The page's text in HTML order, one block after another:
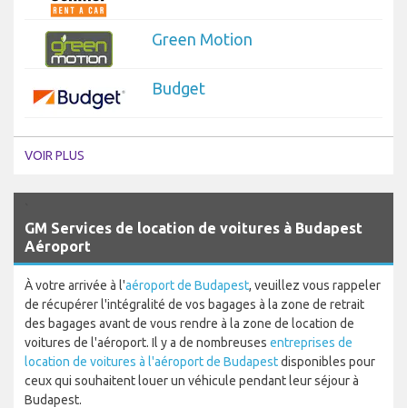
Green Motion
Budget
VOIR PLUS
GM Services de location de voitures à Budapest
Aéroport
À votre arrivée à l'aéroport de Budapest, veuillez vous rappeler
de récupérer l'intégralité de vos bagages à la zone de retrait
des bagages avant de vous rendre à la zone de location de
voitures de l'aéroport. Il y a de nombreuses entreprises de
location de voitures à l'aéroport de Budapestdisponibles pour
ceux qui souhaitent louer un véhicule pendant leur séjour à
Budapest.